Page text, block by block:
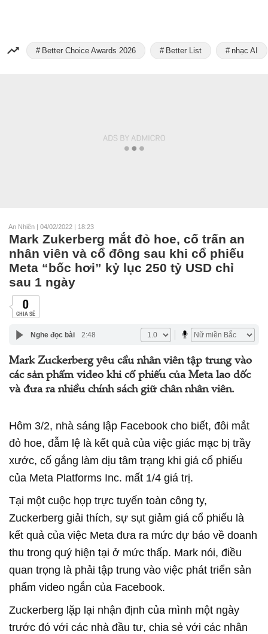
Better Choice Awards 2026 Better List nhạc AI
An Nhiên | 04/02/2022 | 18:23
Mark Zukerberg mắt đỏ hoe, cố trấn an
nhân viên và cổ đông sau khi cổ phiếu
Meta “bốc hơi” kỷ lục 250 tỷ USD chỉ
sau 1 ngày
0
CHIA SẺ
Nghe đọc bài 2:48
Mark Zuckerberg yêu cầu nhân viên tập trung vào
các sản phẩm video khi cổ phiếu của Meta lao dốc
và đưa ra nhiều chính sách giữ chân nhân viên.
Hôm 3/2, nhà sáng lập Facebook cho biết, đôi mắt
đỏ hoe, đẫm lệ là kết quả của việc giác mạc bị trầy
xước, cố gắng làm dịu tâm trạng khi giá cổ phiếu
của Meta Platforms Inc. mất 1/4 giá trị.
Tại một cuộc họp trực tuyến toàn công ty,
Zuckerberg giải thích, sự sụt giảm giá cổ phiếu là
kết quả của việc Meta đưa ra mức dự báo về doanh
thu trong quý hiện tại ở mức thấp. Mark nói, điều
quan trọng là phải tập trung vào việc phát triển sản
phẩm video ngắn của Facebook.
Zuckerberg lặp lại nhận định của mình một ngày
trước đó với các nhà đầu tư, chia sẻ với các nhân